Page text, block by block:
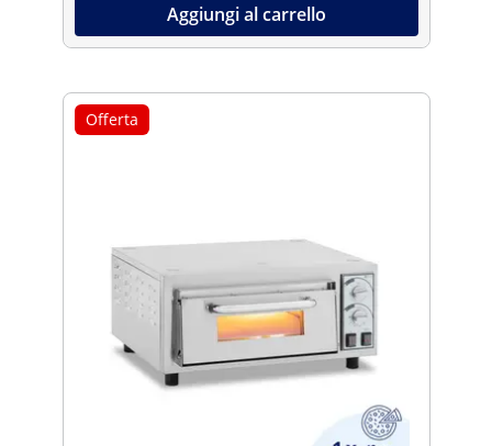
Aggiungi al carrello
Offerta